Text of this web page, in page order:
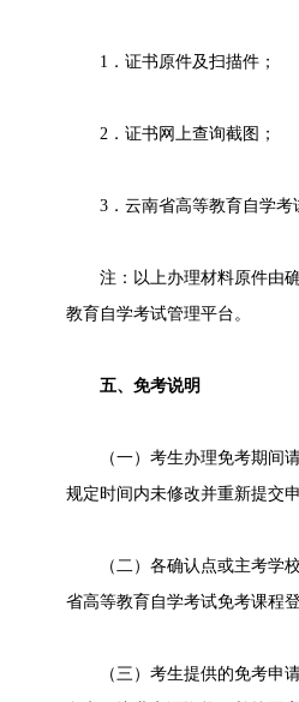
1．证书原件及扫描件；
2．证书网上查询截图；
3．云南省高等教育自学考
注：以上办理材料原件由确
教育自学考试管理平台。
五、免考说明
（一）考生办理免考期间请
规定时间内未修改并重新提交
（二）各确认点或主考学校
省高等教育自学考试免考课程
（三）考生提供的免考申请